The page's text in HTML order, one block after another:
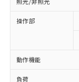
操作部
動作機能
負荷